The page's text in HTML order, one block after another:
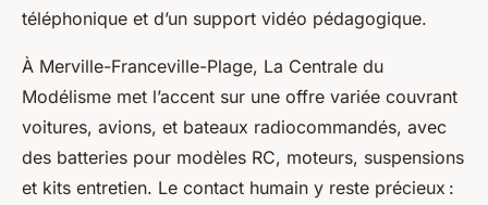
téléphonique et d’un support vidéo pédagogique.
À Merville-Franceville-Plage, La Centrale du
Modélisme met l’accent sur une offre variée couvrant
voitures, avions, et bateaux radiocommandés, avec
des batteries pour modèles RC, moteurs, suspensions
et kits entretien. Le contact humain y reste précieux :